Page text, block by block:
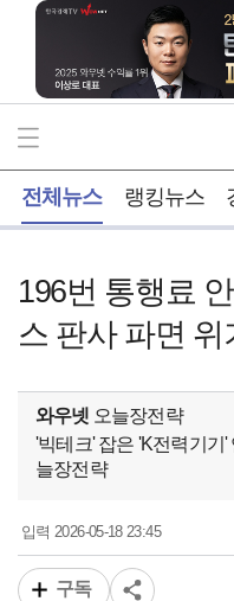
전체뉴스 랭킹뉴스
196번 통행료
스 판사 파면 위
와우넷 오늘장전략
'빅테크' 잡은 'K전력기기'
늘장전략
입력 2026-05-18 23:45
구독